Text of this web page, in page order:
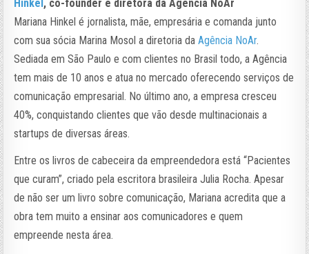
Hinkel , co-founder e diretora da Agência NoAr
Mariana Hinkel é jornalista, mãe, empresária e comanda junto
com sua sócia Marina Mosol a diretoria daAgência NoAr.
Sediada em São Paulo e com clientes no Brasil todo, a Agência
tem mais de 10 anos e atua no mercado oferecendo serviços de
comunicação empresarial. No último ano, a empresa cresceu
40%, conquistando clientes que vão desde multinacionais a
startups de diversas áreas.
Entre os livros de cabeceira da empreendedora está “Pacientes
que curam”, criado pela escritora brasileira Julia Rocha. Apesar
de não ser um livro sobre comunicação, Mariana acredita que a
obra tem muito a ensinar aos comunicadores e quem
empreende nesta área.